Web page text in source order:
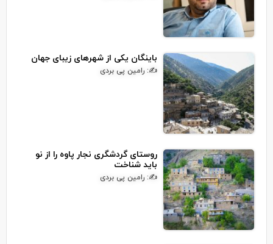
باینگان یکی از شهرهای زیبای جهان
✍: رامین پی بردی
روستای گردشگری نجار پاوه را از نو
باید شناخت
✍: رامین پی بردی